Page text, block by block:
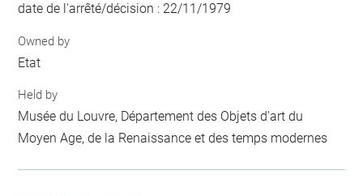
date de l'arrêté/décision : 22/11/1979
Owned by
Etat
Held by
Musée du Louvre, Département des Objets d'art du
Moyen Age, de la Renaissance et des temps modernes